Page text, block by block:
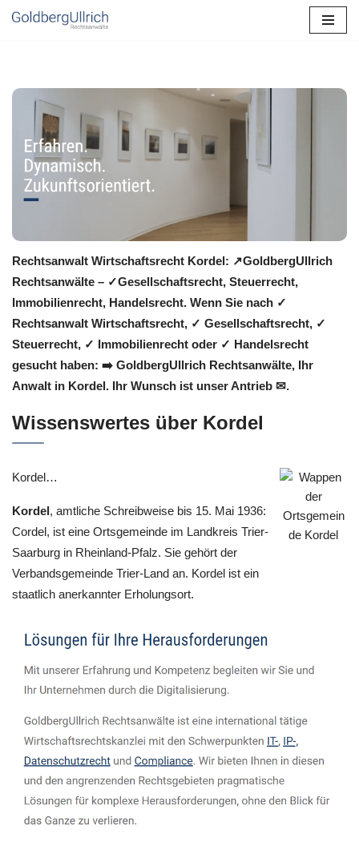
Rechtsanwalt Wirtschaftsrecht Kordel: ↗️GoldbergUllrich
Rechtsanwälte – ✓Gesellschaftsrecht, Steuerrecht,
Immobilienrecht, Handelsrecht. Wenn Sie nach ✓
Rechtsanwalt Wirtschaftsrecht, ✓ Gesellschaftsrecht, ✓
Steuerrecht, ✓ Immobilienrecht oder ✓ Handelsrecht
gesucht haben: ➡️ GoldbergUllrich Rechtsanwälte, Ihr
Anwalt in Kordel. Ihr Wunsch ist unser Antrieb ✉.
Wissenswertes über Kordel
Kordel…
Kordel, amtliche Schreibweise bis 15. Mai 1936:
Cordel, ist eine Ortsgemeinde im Landkreis Trier-
Saarburg in Rheinland-Pfalz. Sie gehört der
Verbandsgemeinde Trier-Land an. Kordel ist ein
staatlich anerkannter Erholungsort.